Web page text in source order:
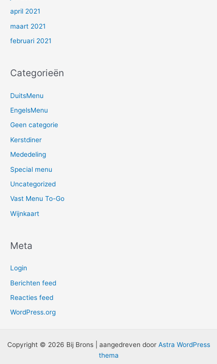
april 2021
maart 2021
februari 2021
Categorieën
DuitsMenu
EngelsMenu
Geen categorie
Kerstdiner
Mededeling
Special menu
Uncategorized
Vast Menu To-Go
Wijnkaart
Meta
Login
Berichten feed
Reacties feed
WordPress.org
Copyright © 2026 Bij Brons | aangedreven door Astra WordPress
thema